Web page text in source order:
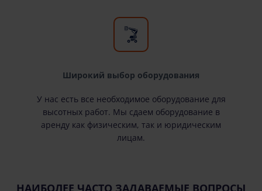
Широкий выбор оборудования
У нас есть все необходимое оборудование для
высотных работ. Мы сдаем оборудование в
аренду как физическим, так и юридическим
лицам.
НАИБОЛЕЕ ЧАСТО ЗАДАВАЕМЫЕ ВОПРОСЫ